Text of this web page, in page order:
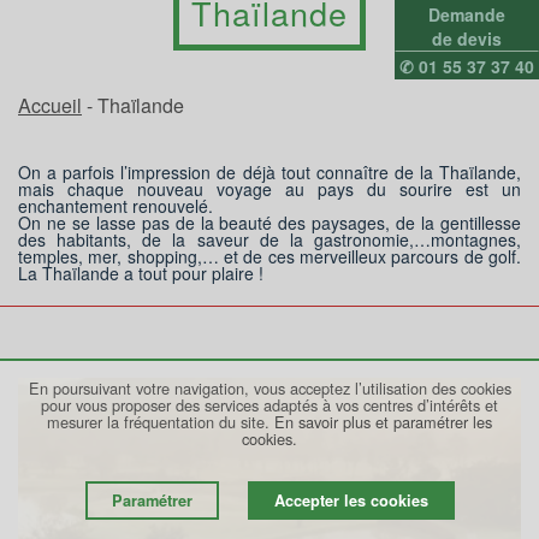
Thaïlande
Accueil - Thaïlande
On a parfois l’impression de déjà tout connaître de la Thaïlande,
mais chaque nouveau voyage au pays du sourire est un
enchantement renouvelé.
On ne se lasse pas de la beauté des paysages, de la gentillesse
des habitants, de la saveur de la gastronomie,…montagnes,
temples, mer, shopping,… et de ces merveilleux parcours de golf.
La Thaïlande a tout pour plaire !
Demande
de devis
✆ 01 55 37 37 40
En poursuivant votre navigation, vous acceptez l’utilisation des cookies
pour vous proposer des services adaptés à vos centres d’intérêts et
mesurer la fréquentation du site. En savoir plus et paramétrer les
cookies.
Paramétrer Accepter les cookies